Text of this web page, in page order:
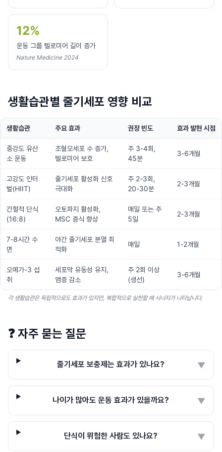
12%
운동 그룹 텔로미어 길이 증가
Nature Medicine 2024
생활습관별 줄기세포 영향 비교
생활습관 주요 효과 권장 빈도 효과 발현 시점
중강도 유산
소 운동
조혈모세포 수 증가,
텔로미어 보호
주 3-4회,
45분
3-6개월
고강도 인터
벌(HIIT)
줄기세포 활성화 신호
극대화
주 2-3회,
20-30분
2-3개월
간헐적 단식
(16:8)
오토파지 활성화,
MSC 증식 향상
매일 또는 주
5일
2-3개월
7-8시간 수
면
야간 줄기세포 분열 최
적화
매일 1-2개월
오메가-3 섭
취
세포막 유동성 유지,
염증 감소
주 2회 이상
(생선)
3-6개월
각 생활습관은 독립적으로도 효과가 있지만, 복합적으로 실천할 때 시너지가 나타납니다.
❓ 자주 묻는 질문
줄기세포 보충제는 효과가 있나요? ▼
나이가 많아도 운동 효과가 있을까요? ▼
단식이 위험한 사람도 있나요? ▼